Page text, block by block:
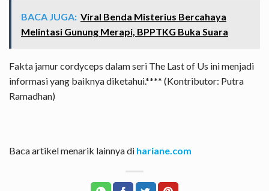
BACA JUGA: Viral Benda Misterius Bercahaya
Melintasi Gunung Merapi, BPPTKG Buka Suara
Fakta jamur cordyceps dalam seri The Last of Us ini menjadi
informasi yang baiknya diketahui.**** (Kontributor: Putra
Ramadhan)
Baca artikel menarik lainnya di hariane.com